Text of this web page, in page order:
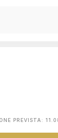
PREVISTA: